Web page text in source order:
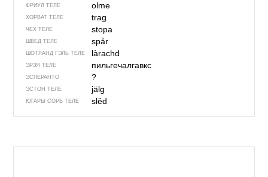
ФРИУЛ ТЕЛЕ olme
ХОРВАТ ТЕЛЕ trag
ЧЕХ ТЕЛЕ stopa
ШВЕД ТЕЛЕ spår
ШОТЛАНД ГЭЛЬ ТЕЛЕ làrachd
ЭРЗЯ ТЕЛЕ пильгечалгавкс
ЭСПЕРАНТО ?
ЭСТОН ТЕЛЕ jälg
ЮГАРЫ СОРБ ТЕЛЕ slěd